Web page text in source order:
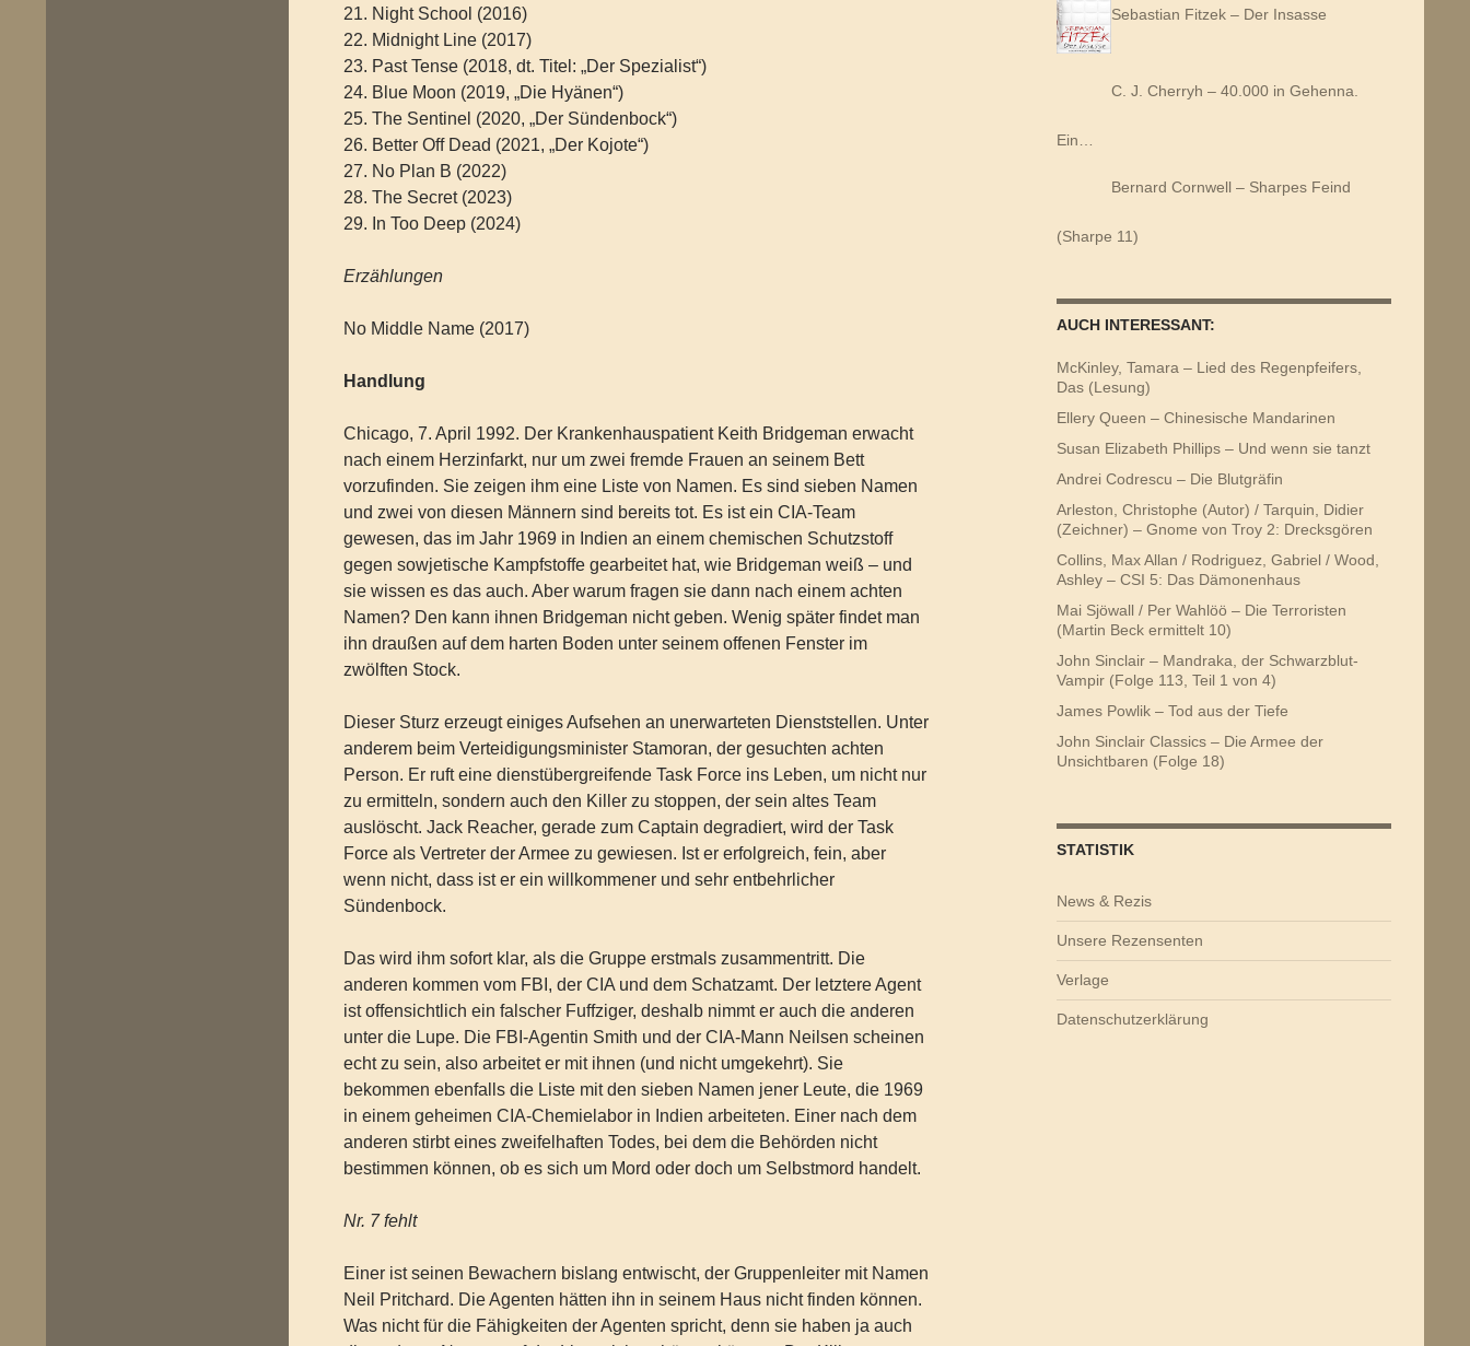
21. Night School (2016)
22. Midnight Line (2017)
23. Past Tense (2018, dt. Titel: „Der Spezialist“)
24. Blue Moon (2019, „Die Hyänen“)
25. The Sentinel (2020, „Der Sündenbock“)
26. Better Off Dead (2021, „Der Kojote“)
27. No Plan B (2022)
28. The Secret (2023)
29. In Too Deep (2024)
Erzählungen
No Middle Name (2017)
Handlung
Chicago, 7. April 1992. Der Krankenhauspatient Keith Bridgeman erwacht
nach einem Herzinfarkt, nur um zwei fremde Frauen an seinem Bett
vorzufinden. Sie zeigen ihm eine Liste von Namen. Es sind sieben Namen
und zwei von diesen Männern sind bereits tot. Es ist ein CIA-Team
gewesen, das im Jahr 1969 in Indien an einem chemischen Schutzstoff
gegen sowjetische Kampfstoffe gearbeitet hat, wie Bridgeman weiß – und
sie wissen es das auch. Aber warum fragen sie dann nach einem achten
Namen? Den kann ihnen Bridgeman nicht geben. Wenig später findet man
ihn draußen auf dem harten Boden unter seinem offenen Fenster im
zwölften Stock.
Dieser Sturz erzeugt einiges Aufsehen an unerwarteten Dienststellen. Unter
anderem beim Verteidigungsminister Stamoran, der gesuchten achten
Person. Er ruft eine dienstübergreifende Task Force ins Leben, um nicht nur
zu ermitteln, sondern auch den Killer zu stoppen, der sein altes Team
auslöscht. Jack Reacher, gerade zum Captain degradiert, wird der Task
Force als Vertreter der Armee zu gewiesen. Ist er erfolgreich, fein, aber
wenn nicht, dass ist er ein willkommener und sehr entbehrlicher
Sündenbock.
Das wird ihm sofort klar, als die Gruppe erstmals zusammentritt. Die
anderen kommen vom FBI, der CIA und dem Schatzamt. Der letztere Agent
ist offensichtlich ein falscher Fuffziger, deshalb nimmt er auch die anderen
unter die Lupe. Die FBI-Agentin Smith und der CIA-Mann Neilsen scheinen
echt zu sein, also arbeitet er mit ihnen (und nicht umgekehrt). Sie
bekommen ebenfalls die Liste mit den sieben Namen jener Leute, die 1969
in einem geheimen CIA-Chemielabor in Indien arbeiteten. Einer nach dem
anderen stirbt eines zweifelhaften Todes, bei dem die Behörden nicht
bestimmen können, ob es sich um Mord oder doch um Selbstmord handelt.
Nr. 7 fehlt
Einer ist seinen Bewachern bislang entwischt, der Gruppenleiter mit Namen
Neil Pritchard. Die Agenten hätten ihn in seinem Haus nicht finden können.
Was nicht für die Fähigkeiten der Agenten spricht, denn sie haben ja auch
Sebastian Fitzek – Der Insasse
C. J. Cherryh – 40.000 in Gehenna.
Ein…
Bernard Cornwell – Sharpes Feind
(Sharpe 11)
AUCH INTERESSANT:
McKinley, Tamara – Lied des Regenpfeifers,
Das (Lesung)
Ellery Queen – Chinesische Mandarinen
Susan Elizabeth Phillips – Und wenn sie tanzt
Andrei Codrescu – Die Blutgräfin
Arleston, Christophe (Autor) / Tarquin, Didier
(Zeichner) – Gnome von Troy 2: Drecksgören
Collins, Max Allan / Rodriguez, Gabriel / Wood,
Ashley – CSI 5: Das Dämonenhaus
Mai Sjöwall / Per Wahlöö – Die Terroristen
(Martin Beck ermittelt 10)
John Sinclair – Mandraka, der Schwarzblut-
Vampir (Folge 113, Teil 1 von 4)
James Powlik – Tod aus der Tiefe
John Sinclair Classics – Die Armee der
Unsichtbaren (Folge 18)
STATISTIK
News & Rezis
Unsere Rezensenten
Verlage
Datenschutzerklärung